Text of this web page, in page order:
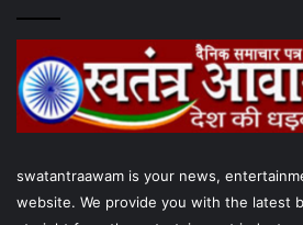
o
o
e
r
b
e
swatantraawam is your news,
website. We provide you with the latest